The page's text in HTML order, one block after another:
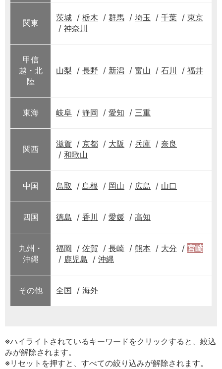
関東
茨城 栃木 群馬 埼玉 千葉
東京
神奈川
甲信
越・北
陸
山梨 長野 新潟 富山 石川 福井
東海 岐阜 静岡 愛知 三重
関西
滋賀 京都 大阪 兵庫
奈良
和歌山
中国 鳥取 島根 岡山 広島 山口
四国 徳島 香川 愛媛 高知
九州・
沖縄
福岡 佐賀 長崎 熊本 大分
宮崎
鹿児島
沖縄
その他 全国 海外
※ハイライトされているキーワードをクリックすると、絞込
みが解除されます。
※リセットを押すと、すべての絞り込みが解除されます。